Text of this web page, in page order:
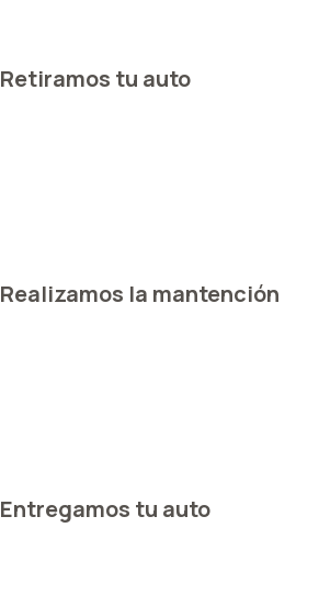
Retiramos tu auto
Realizamos la mantención
Entregamos tu auto